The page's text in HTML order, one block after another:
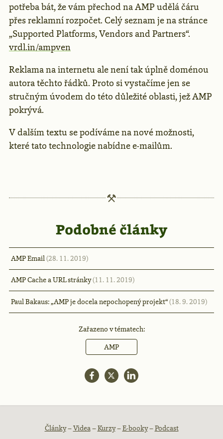
potřeba bát, že vám přechod na AMP udělá čáru
přes reklamní rozpočet. Celý seznam je na stránce
„Supported Platforms, Vendors and Partners“.
vrdl.in/ampven
Reklama na internetu ale není tak úplně doménou
autora těchto řádků. Proto si vystačíme jen se
stručným úvodem do této důležité oblasti, jež AMP
pokrývá.
V dalším textu se podíváme na nové možnosti,
které tato technologie nabídne e-mailům.
Podobné články
AMP Email(28. 11. 2019)
AMP Cache a URL stránky(11. 11. 2019)
Paul Bakaus: „AMP je docela nepochopený projekt“(18. 9. 2019)
Zařazeno v tématech:
AMP
Patička
Články–Videa–Kurzy–E-booky–Podcast